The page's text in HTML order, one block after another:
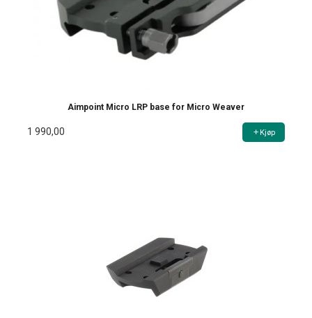
Aimpoint Micro LRP base for Micro Weaver
1 990,00 Kjøp